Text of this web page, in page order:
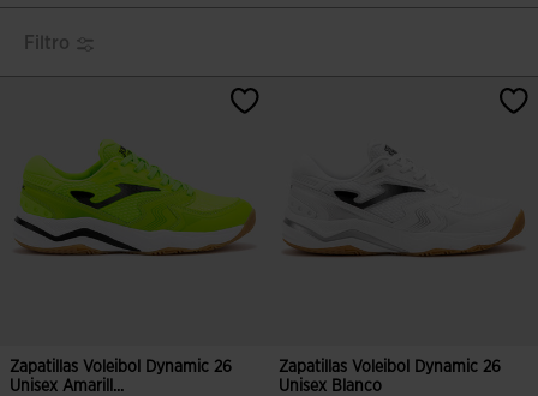
Filtro
Zapatillas Voleibol Dynamic 26
Unisex Amarill...
Zapatillas Voleibol Dynamic 26
Unisex Blanco